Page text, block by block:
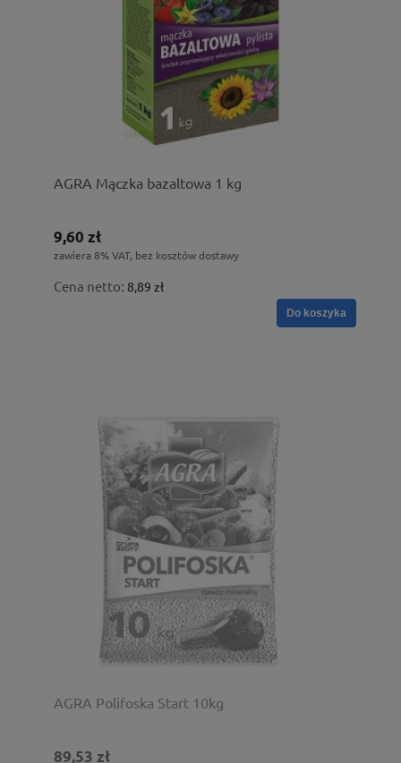
AGRA Mączka bazaltowa 1 kg
9,60 zł
zawiera 8% VAT, bez kosztów dostawy
Cena netto: 8,89 zł
Do koszyka
AGRA Polifoska Start 10kg
89,53 zł